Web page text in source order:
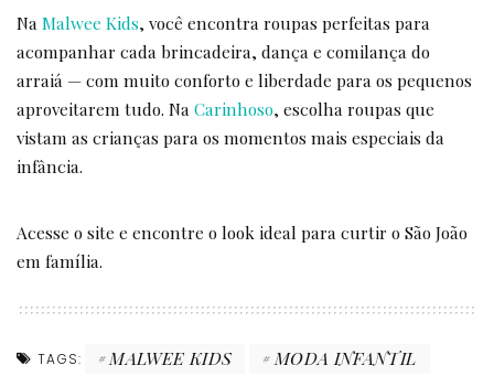
Na Malwee Kids, você encontra roupas perfeitas para
acompanhar cada brincadeira, dança e comilança do
arraiá — com muito conforto e liberdade para os pequenos
aproveitarem tudo. Na Carinhoso, escolha roupas que
vistam as crianças para os momentos mais especiais da
infância.
Acesse o site e encontre o look ideal para curtir o São João
em família.
TAGS: MALWEE KIDS
MODA INFANTIL